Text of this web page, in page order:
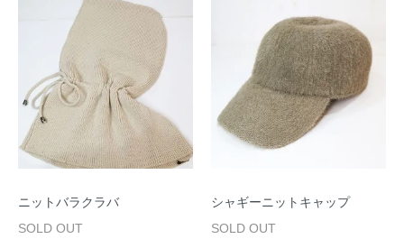
ニットバラクラバ
SOLD OUT
シャギーニットキャップ
SOLD OUT